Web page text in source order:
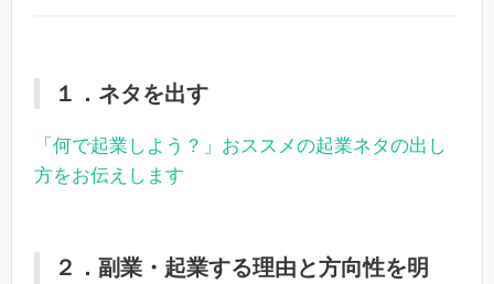
１．ネタを出す
「何で起業しよう？」おススメの起業ネタの出し
方をお伝えします
２．副業・起業する理由と方向性を明